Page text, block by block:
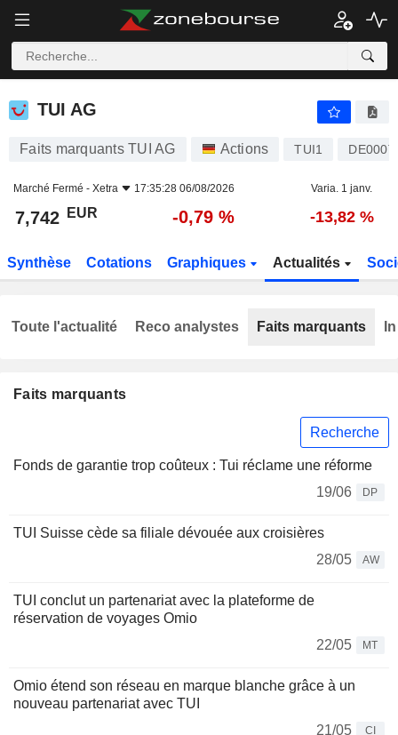
TUI AG
TUI AG
Faits marquants TUI AG Actions TUI1
Marché Fermé - Xetra 17:35:28 06/08/2026 Varia. 1 janv.
7,742 EUR -0,79 % -13,82 %
Synthèse Cotations Graphiques Actualités
Faits marquants
Recherche
Fonds de garantie trop coûteux : Tui réclame une réforme
19/06
DP
TUI Suisse cède sa filiale dévouée aux croisières
28/05
AW
TUI conclut un partenariat avec la plateforme de
réservation de voyages Omio
22/05
MT
Omio étend son réseau en marque blanche grâce à un
nouveau partenariat avec TUI
21/05
CI
Toute l'actualité Reco analystes Faits marquants